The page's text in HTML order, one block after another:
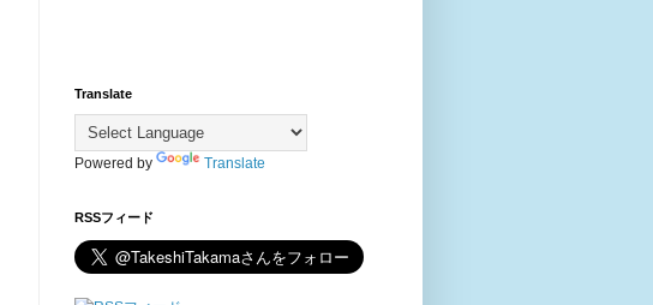
Translate
Powered by Translate
RSSフィード